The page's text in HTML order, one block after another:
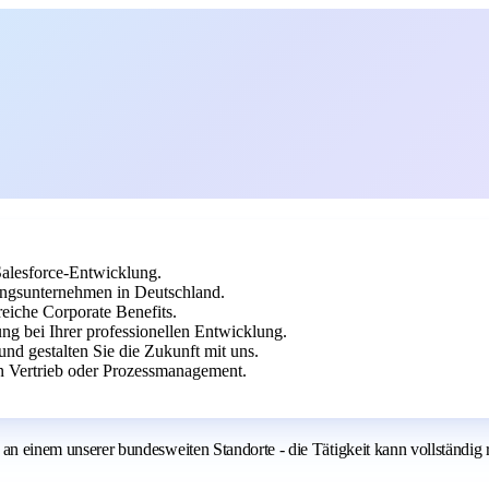
Entwicklung.
in Deutschland.
Corporate Benefits.
bei Ihrer professionellen Entwicklung.
gestalten Sie die Zukunft mit uns.
oder Prozessmanagement.
einem unserer bundesweiten Standorte - die Tätigkeit kann vollständig